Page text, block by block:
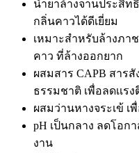
น้ำยาล้างจานประสิท
กลิ่นคาวได้ดีเยี่ยม
เหมาะสำหรับล้างภ
คาว ที่ล้างออกยาก
ผสมสาร CAPB สาร
ธรรมชาติ เพื่อลดเเร
ผสมว่านหางจระเข้
pH เป็นกลาง ลดโอก
งาน